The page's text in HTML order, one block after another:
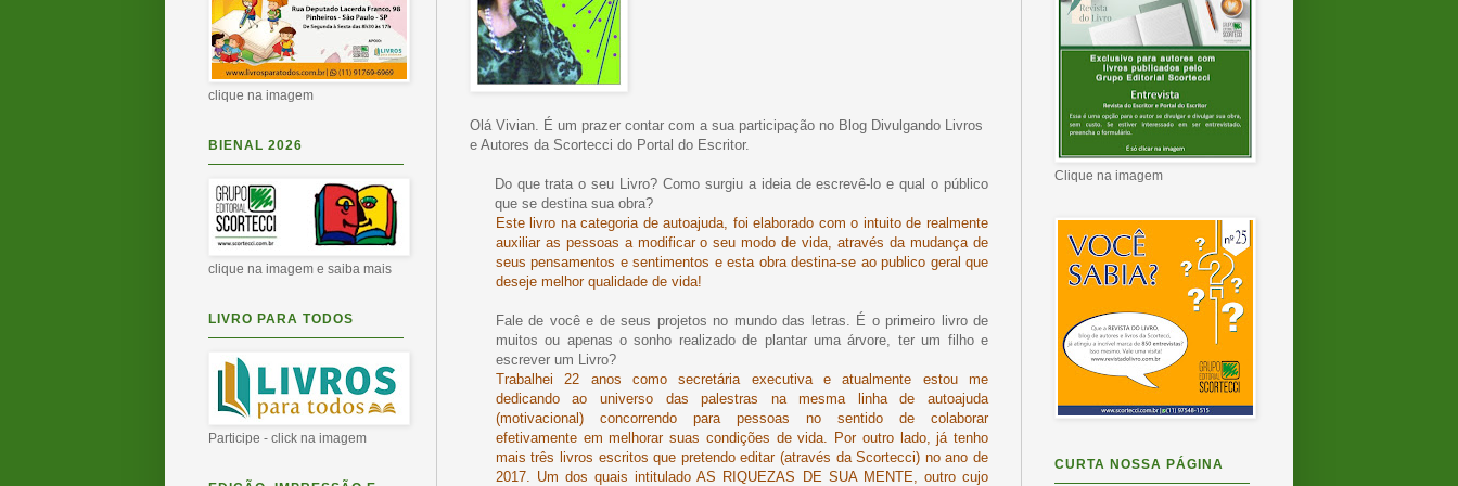
Olá Vivian. É um prazer contar com a sua participação no Blog Divulgando Livros
e Autores da Scortecci do Portal do Escritor.
Do que trata o seu Livro? Como surgiu a ideia de escrevê-lo e qual o público
que se destina sua obra?
Este livro na categoria de autoajuda, foi elaborado com o intuito de realmente
auxiliar as pessoas a modificar o seu modo de vida, através da mudança de
seus pensamentos e sentimentos e esta obra destina-se ao publico geral que
deseje melhor qualidade de vida!
Fale de você e de seus projetos no mundo das letras. É o primeiro livro de
muitos ou apenas o sonho realizado de plantar uma árvore, ter um filho e
escrever um Livro?
Trabalhei 22 anos como secretária executiva e atualmente estou me
dedicando ao universo das palestras na mesma linha de autoajuda
(motivacional) concorrendo para pessoas no sentido de colaborar
efetivamente em melhorar suas condições de vida. Por outro lado, já tenho
mais três livros escritos que pretendo editar (através da Scortecci) no ano de
2017. Um dos quais intitulado AS RIQUEZAS DE SUA MENTE, outro cujo
clique na imagem
BIENAL 2026
clique na imagem e saiba mais
LIVRO PARA TODOS
Participe - click na imagem
Clique na imagem
CURTA NOSSA PÁGINA